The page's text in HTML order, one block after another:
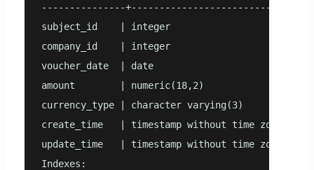
---------------+-----------------------------
subject_id    | integer
company_id    | integer
voucher_date  | date
amount        | numeric(18,2)
currency_type | character varying(3)
create_time   | timestamp without time
update_time   | timestamp without time
Indexes: